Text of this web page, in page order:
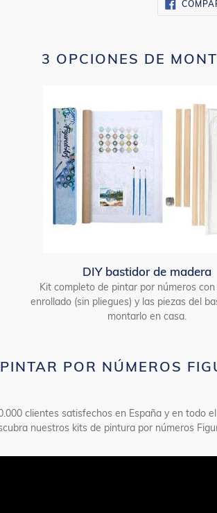
3 OPCIONES DE
DIY bastidor de madera
Kit completo de pintar por números
enrollado (sin pliegues) y las piezas del
montarlo en casa.
PINTAR POR NÚMEROS
clientes satisfechos en España y en todo
nuestros kits de pintura por números